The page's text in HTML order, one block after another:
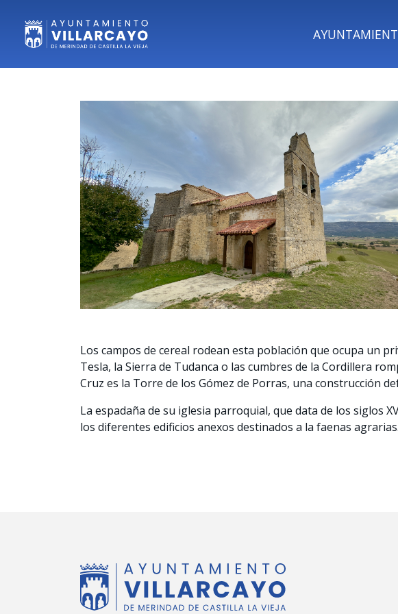
Los campos de cereal rodean esta población que ocupa un
Tesla, la Sierra de Tudanca o las cumbres de la Cordillera
Cruz es la Torre de los Gómez de Porras, una construcción
La espadaña de su iglesia parroquial, que data de los siglos
los diferentes edificios anexos destinados a la faenas agrarias.